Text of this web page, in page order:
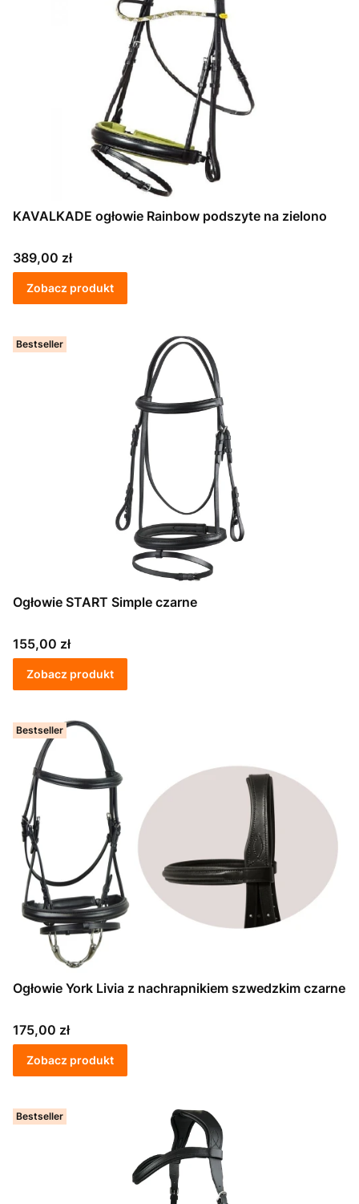
KAVALKADE ogłowie Rainbow podszyte na zielono
Cena
389,00 zł
Zobacz produkt
Bestseller
Ogłowie START Simple czarne
Cena
155,00 zł
Zobacz produkt
Bestseller
Ogłowie York Livia z nachrapnikiem szwedzkim czarne
Cena
175,00 zł
Zobacz produkt
Bestseller